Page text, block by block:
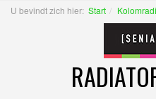
U bevindt zich hier: Start